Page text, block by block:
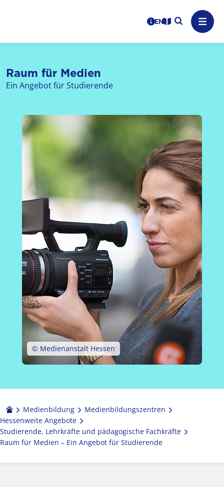
Logo: LPR Medienanstalt Hessen, Claim: Medien,
Benutzerhinweise
informations in
Leichte Sprache
Suche
Raum für Medien
Ein Angebot für Studierende
© Medienanstalt Hessen
Medienbildung
Medien­bildungs­zentren
Hessenweite Angebote
Studierende, Lehrkräfte und pädagogische Fachkräfte
Raum für Medien – Ein Angebot für Studierende